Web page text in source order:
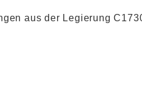
aus der Legierung